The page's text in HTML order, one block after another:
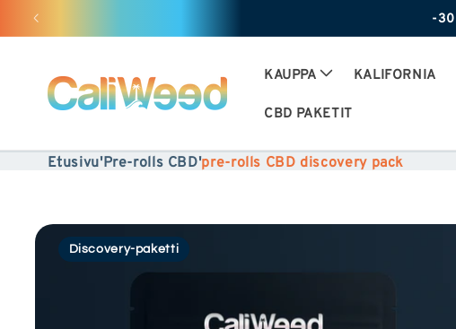
Jätä
huomiotta
siirry
sisältöön
-30
KAUPPA KALIFORNIA
CBD PAKETIT
Etusivu'Pre-rolls CBD'pre-rolls CBD discovery pack
Siirry
tuotetietoihin
Discovery-paketti